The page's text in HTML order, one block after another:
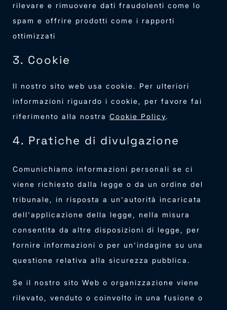
rilevare e rimuovere dati fraudolenti come lo
spam e offrire prodotti come i rapporti
ottimizzati
3. Cookie
Il nostro sito web usa cookie. Per ulteriori
informazioni riguardo i cookie, per favore fai
riferimento alla nostra Cookie Policy.
4. Pratiche di divulgazione
Comunichiamo informazioni personali se ci
viene richiesto dalla legge o da un ordine del
tribunale, in risposta a un'autorità incaricata
dell'applicazione della legge, nella misura
consentita da altre disposizioni di legge, per
fornire informazioni o per un'indagine su una
questione relativa alla sicurezza pubblica.
Se il nostro sito Web o organizzazione viene
rilevato, venduto o coinvolto in una fusione o